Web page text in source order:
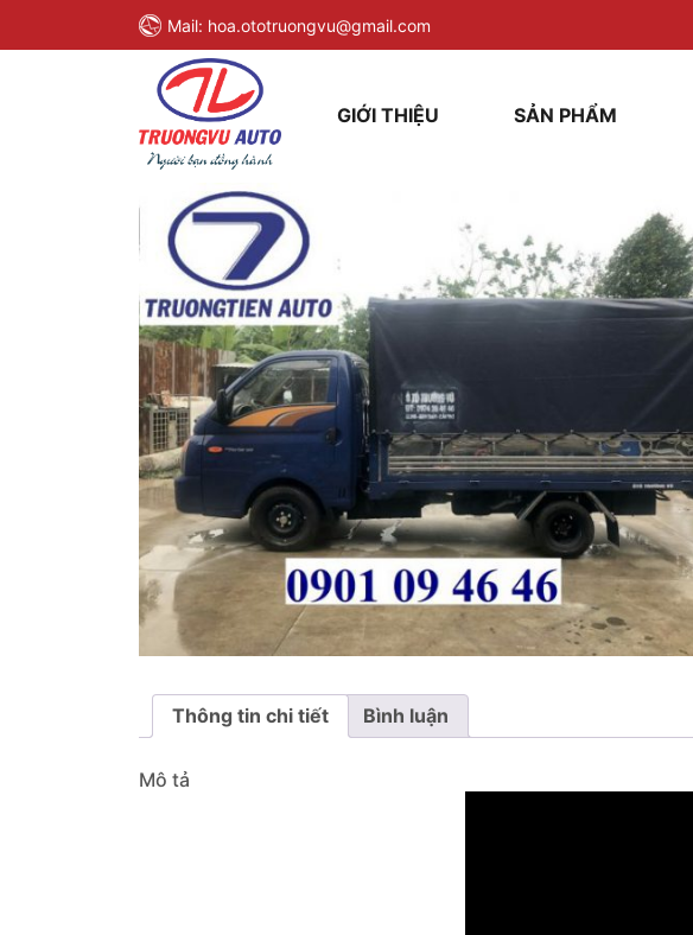
Mail: hoa.ototruongvu@gmail.com
GIỚI THIỆU SẢN PHẨM
Thông tin chi tiết Bình luận
Mô tả